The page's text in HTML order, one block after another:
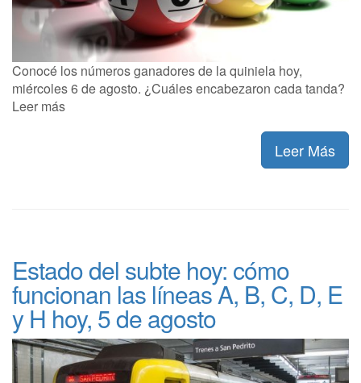
Conocé los números ganadores de la quiniela hoy,
miércoles 6 de agosto. ¿Cuáles encabezaron cada tanda?
Leer más
Leer Más
Estado del subte hoy: cómo
funcionan las líneas A, B, C, D, E
y H hoy, 5 de agosto